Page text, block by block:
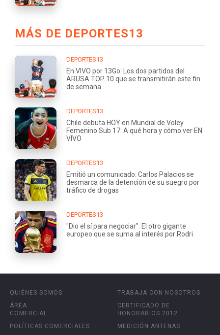
MÁS DE DEPORTES13
DEPORTES13
En VIVO por 13Go: Los dos partidos del
ARUSA TOP 10 que se transmitirán este fin
de semana
DEPORTES13
Chile debuta HOY en Mundial de Voley
Femenino Sub 17: A qué hora y cómo ver EN
VIVO
DEPORTES13
Emitió un comunicado: Carlos Palacios se
desmarca de la detención de su suegro por
tráfico de drogas
DEPORTES13
"Dio el sí para negociar": El otro gigante
europeo que se suma al interés por Rodri
QUIÉNES SOMOS
ÁREA
COMERCIAL
POLÍTICAS COMERCIALES
TRABAJA CON NOSOTROS
CERTIFICADO DE
HONORARIOS 2012
MEDICIÓN ANTENAS